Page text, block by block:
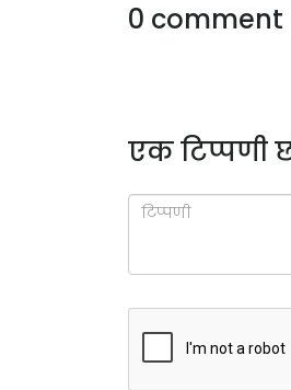
0 comment
एक टिप्पणी